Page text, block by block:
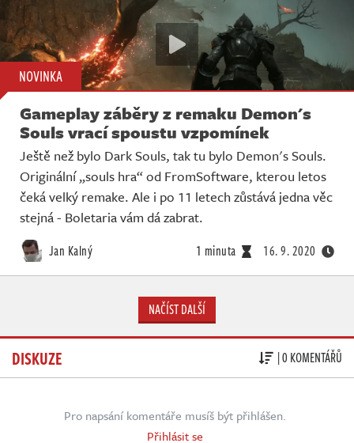
NOVINKA
Gameplay záběry z remaku Demon's
Souls vrací spoustu vzpomínek
Ještě než bylo Dark Souls, tak tu bylo Demon's Souls.
Originální „souls hra“ od FromSoftware, kterou letos
čeká velký remake. Ale i po 11 letech zůstává jedna věc
stejná - Boletaria vám dá zabrat.
Jan Kalný 1 minuta 16. 9. 2020
NAČÍST DALŠÍ
DISKUZE | 0 KOMENTÁŘŮ
Pro napsání komentáře musíš být přihlášen.
Přihlásit se